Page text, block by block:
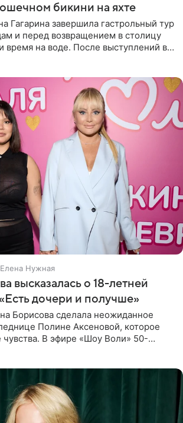
бикини на яхте
Гагарина завершила гастрольный тур
и перед возвращением в столицу
время на воде. После выступлений в
Елена Нужная
высказалась о 18-летней
дочери и получше»
Борисова сделала неожиданное
Полине Аксеновой, которое
чувства. В эфире «Шоу Воли» 50-